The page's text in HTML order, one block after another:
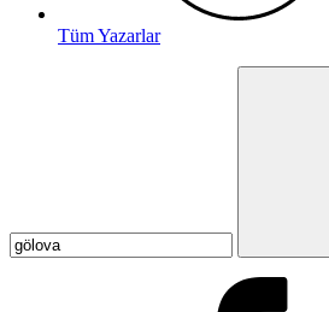
Tüm Yazarlar